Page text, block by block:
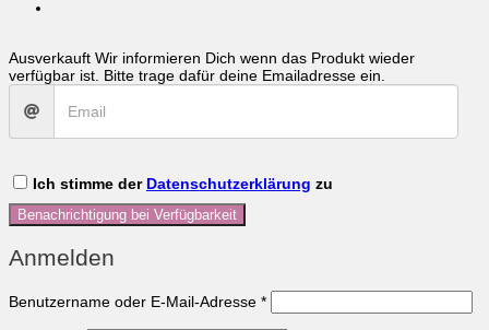
Ausverkauft Wir informieren Dich wenn das Produkt wieder
verfügbar ist. Bitte trage dafür deine Emailadresse ein.
Ich stimme der Datenschutzerklärung zu
Benachrichtigung bei Verfügbarkeit
Anmelden
Benutzername oder E-Mail-Adresse *Erforderlich